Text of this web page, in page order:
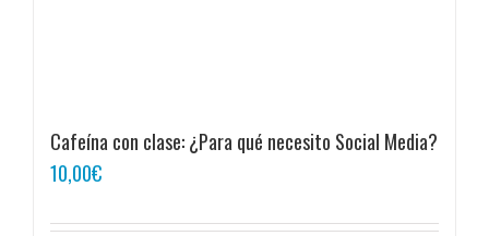
Cafeína con clase: ¿Para qué necesito Social Media?
10,00€